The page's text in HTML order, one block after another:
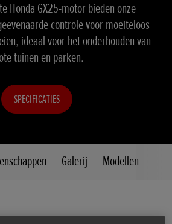
Honda GX25-motor bieden onze
controle voor moeiteloos
ideaal voor het onderhouden van
tuinen en parken.
SPECIFICATIES
Galerij Modellen